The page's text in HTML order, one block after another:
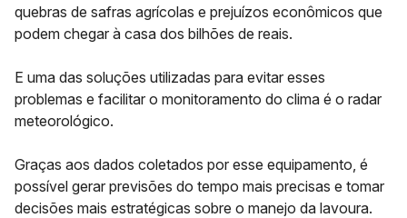
quebras de safras agrícolas e prejuízos econômicos que
podem chegar à casa dos bilhões de reais.
E uma das soluções utilizadas para evitar esses
problemas e facilitar o monitoramento do clima é o radar
meteorológico.
Graças aos dados coletados por esse equipamento, é
possível gerar previsões do tempo mais precisas e tomar
decisões mais estratégicas sobre o manejo da lavoura.